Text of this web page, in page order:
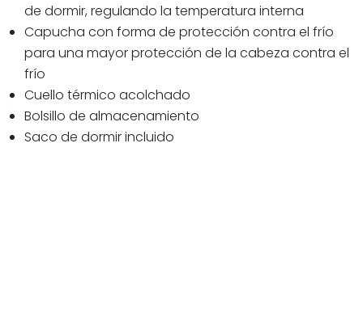
de dormir, regulando la temperatura interna
Capucha con forma de protección contra el frío
para una mayor protección de la cabeza contra el
frío
Cuello térmico acolchado
Bolsillo de almacenamiento
Saco de dormir incluido